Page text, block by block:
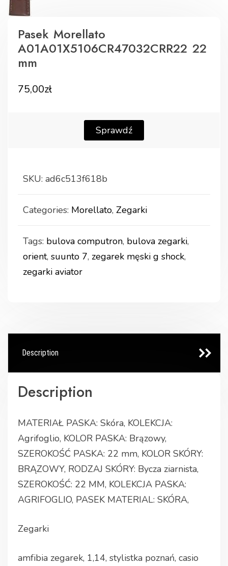
Pasek Morellato
A01A01X5106CR47032CRR22 22
mm
75,00zł
Sprawdź
SKU: ad6c513f618b
Categories: Morellato, Zegarki
Tags: bulova computron, bulova zegarki,
orient, suunto 7, zegarek męski g shock,
zegarki aviator
Description
Description
MATERIAŁ PASKA: Skóra, KOLEKCJA:
Agrifoglio, KOLOR PASKA: Brązowy,
SZEROKOŚĆ PASKA: 22 mm, KOLOR SKÓRY:
BRĄZOWY, RODZAJ SKÓRY: Bycza ziarnista,
SZEROKOŚĆ: 22 MM, KOLEKCJA PASKA:
AGRIFOGLIO, PASEK MATERIAL: SKÓRA,
Zegarki
amfibia zegarek, 1,14, stylistka poznań, casio